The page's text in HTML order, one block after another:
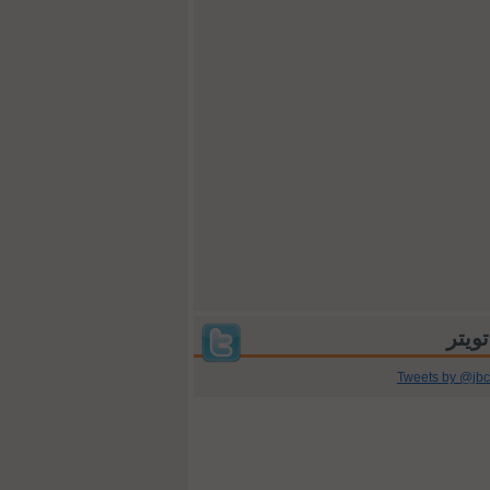
Tweets by